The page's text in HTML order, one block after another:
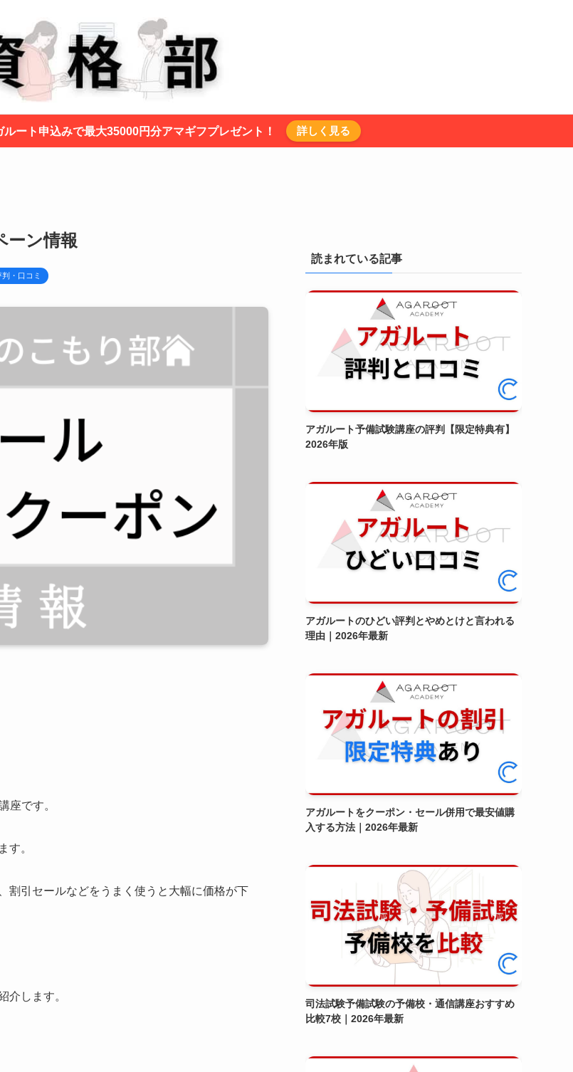
ルート申込みで最大35000円分アマギフプレゼント！ 詳しく見る
ーン情報
・口コミ
座です。
す。
割引セールなどをうまく使うと大幅に価格が下
介します。
読まれている記事
アガルート予備試験講座の評判【限定特典有】
2026年版
アガルートのひどい評判とやめとけと言われる
理由｜2026年最新
アガルートをクーポン・セール併用で最安値購
入する方法｜2026年最新
司法試験予備試験の予備校・通信講座おすすめ
比較7校｜2026年最新